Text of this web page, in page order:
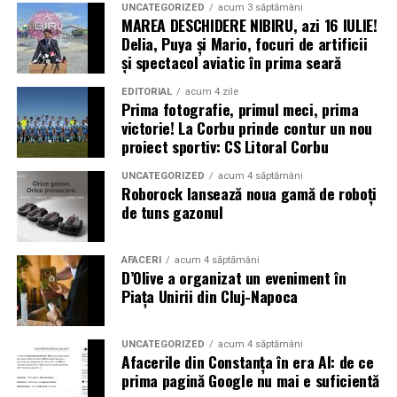
declarat oficial încheiat pe 10 noiembrie 2008, întrucât
scăderea duratei de expunere la soare și creșterea
frecvenței furtunilor de praf în locul în care se află
sonda nu i-au mai permis acesteia să-și încarce bateriile
solare
* Cu 6 ani în urmă (2020) a avut loc o explozie în zona
portuară a orașului Beirut, capitala Libanului. Aceasta a
fost urmată de un incendiu, câteva alte mici explozii și,
în final, de o detonație masivă, care a fost urmată de un
suflu violent. Potrivit premierului libanez, Hasan Diab,
au explodat 2.750 de tone de nitrat de amoniu
confiscate. Materialul fusese pus la păstrare într-un
depozit timp de șase ani, fără a se lua măsuri de
precauție. În urma exploziei, cel puțin 204 persoane și-
au pierdut viața, peste 6.500 au fost rănite și multe
altele au fost date dispărute. Peste 300.000 de oameni
au rămas fără locuințe în urma exploziilor devastatoare.
Autoritățile din Liban au decretat trei zile de doliu
UNCATEGORIZED acum 3 săptămâni
MAREA DESCHIDERE NIBIRU, azi 16 IULIE!
Delia, Puya și Mario, focuri de artificii
și spectacol aviatic în prima seară
EDITORIAL acum 4 zile
Prima fotografie, primul meci, prima
victorie! La Corbu prinde contur un nou
proiect sportiv: CS Litoral Corbu
UNCATEGORIZED acum 4 săptămâni
Roborock lansează noua gamă de roboți
de tuns gazonul
AFACERI acum 4 săptămâni
D’Olive a organizat un eveniment în
Piața Unirii din Cluj-Napoca
UNCATEGORIZED acum 4 săptămâni
Afacerile din Constanța în era AI: de ce
prima pagină Google nu mai e suficientă